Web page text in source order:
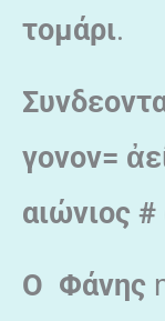
τομάρι.
γονον=
αιώνιος
Ο Φάνης